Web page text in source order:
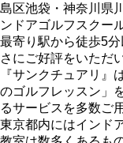
島区池袋・神奈川県
ンドアゴルフスクー
最寄り駅から徒歩5
さにご好評をいただ
『サンクチュアリ』
のゴルフレッスン」
るサービスを多数ご
東京都内にはインド